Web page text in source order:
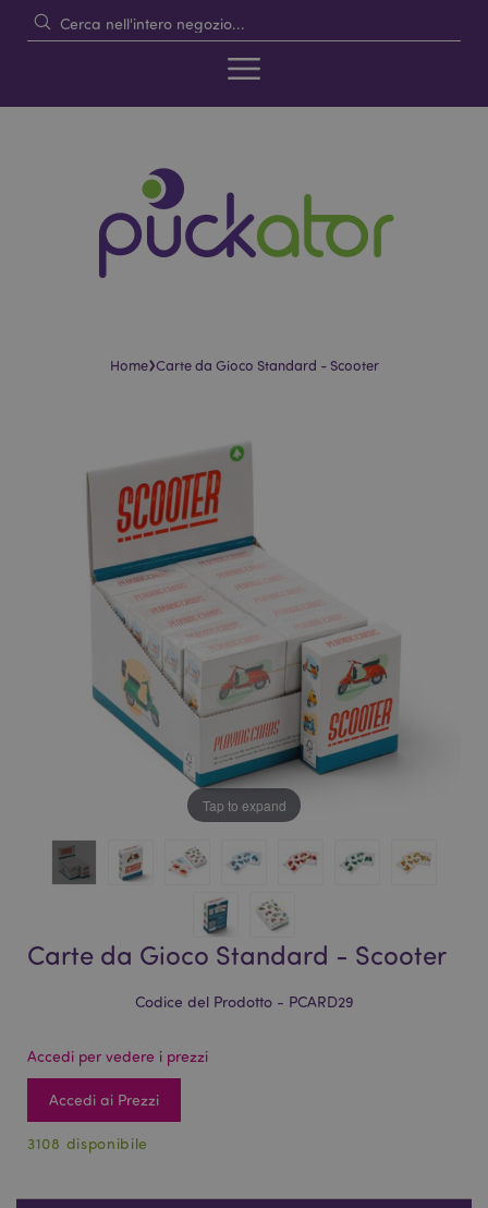
Home›Carte da Gioco Standard - Scooter
Tap to expand
Carte da Gioco Standard - Scooter
Codice del Prodotto - PCARD29
Accedi per vedere i prezzi
Accedi ai Prezzi
3108 disponibile